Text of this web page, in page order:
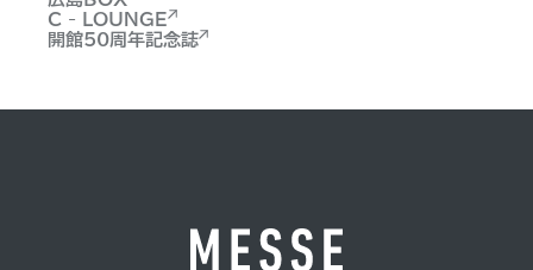
C - LOUNGE
開館50周年記念誌